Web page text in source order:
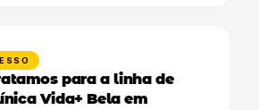
para a linha de
Vida+ Bela em